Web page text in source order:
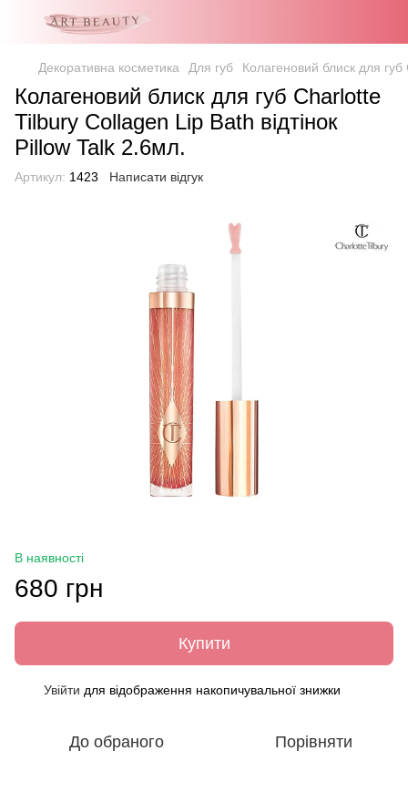
Декоративна косметика Для губ Колагеновий блиск для
Колагеновий блиск для губ Charlotte
Tilbury Collagen Lip Bath відтінок
Pillow Talk 2.6мл.
Артикул: 1423 Написати відгук
В наявності
680 грн
Купити
Увійти для відображення накопичувальної знижки
До обраного Порівняти